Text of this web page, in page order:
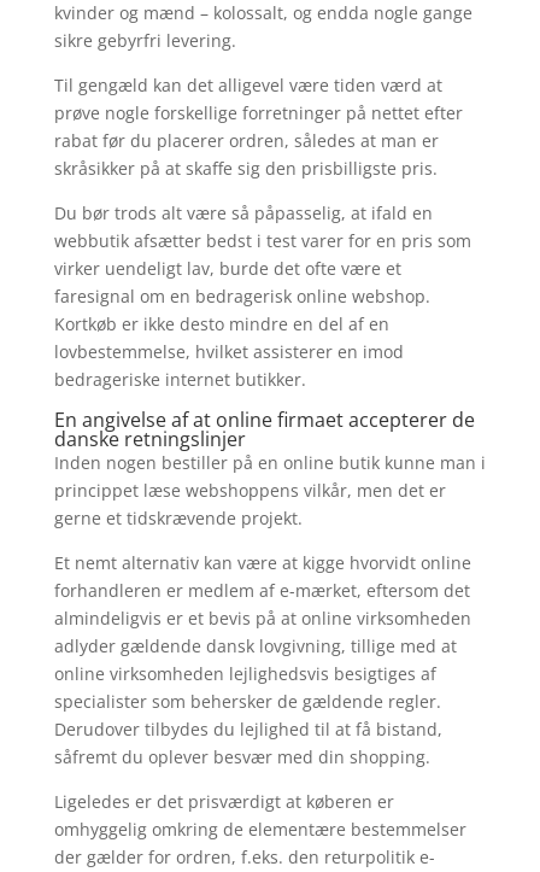
kvinder og mænd – kolossalt, og endda nogle gange
sikre gebyrfri levering.
Til gengæld kan det alligevel være tiden værd at
prøve nogle forskellige forretninger på nettet efter
rabat før du placerer ordren, således at man er
skråsikker på at skaffe sig den prisbilligste pris.
Du bør trods alt være så påpasselig, at ifald en
webbutik afsætter bedst i test varer for en pris som
virker uendeligt lav, burde det ofte være et
faresignal om en bedragerisk online webshop.
Kortkøb er ikke desto mindre en del af en
lovbestemmelse, hvilket assisterer en imod
bedrageriske internet butikker.
En angivelse af at online firmaet accepterer de
danske retningslinjer
Inden nogen bestiller på en online butik kunne man i
princippet læse webshoppens vilkår, men det er
gerne et tidskrævende projekt.
Et nemt alternativ kan være at kigge hvorvidt online
forhandleren er medlem af e-mærket, eftersom det
almindeligvis er et bevis på at online virksomheden
adlyder gældende dansk lovgivning, tillige med at
online virksomheden lejlighedsvis besigtiges af
specialister som behersker de gældende regler.
Derudover tilbydes du lejlighed til at få bistand,
såfremt du oplever besvær med din shopping.
Ligeledes er det prisværdigt at køberen er
omhyggelig omkring de elementære bestemmelser
der gælder for ordren, f.eks. den returpolitik e-